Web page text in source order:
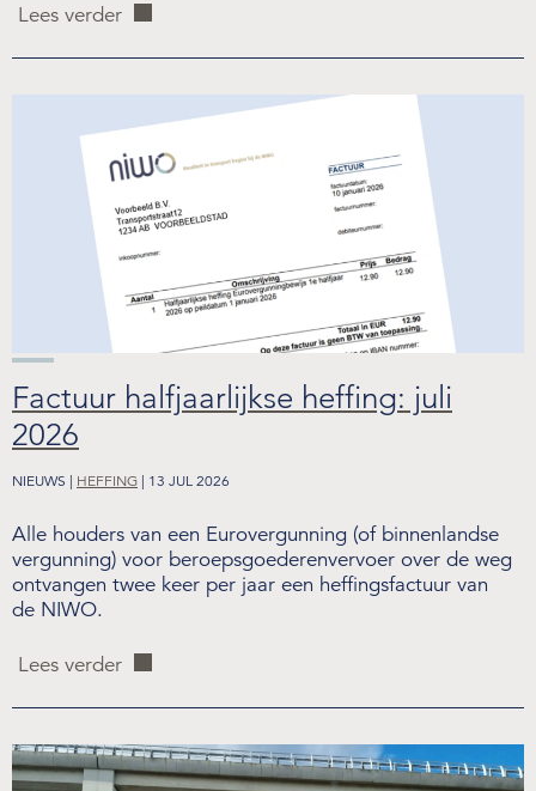
Lees verder
Factuur halfjaarlijkse heffing: juli
2026
NIEUWS | HEFFING | 13 JUL 2026
Alle houders van een Eurovergunning (of binnenlandse
vergunning) voor beroepsgoederenvervoer over de weg
ontvangen twee keer per jaar een heffingsfactuur van
de NIWO.
Lees verder